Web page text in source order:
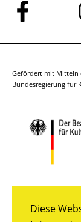
Diese
Folge
uns
auf
Gefördert mit Mitteln
Bundesregierung für